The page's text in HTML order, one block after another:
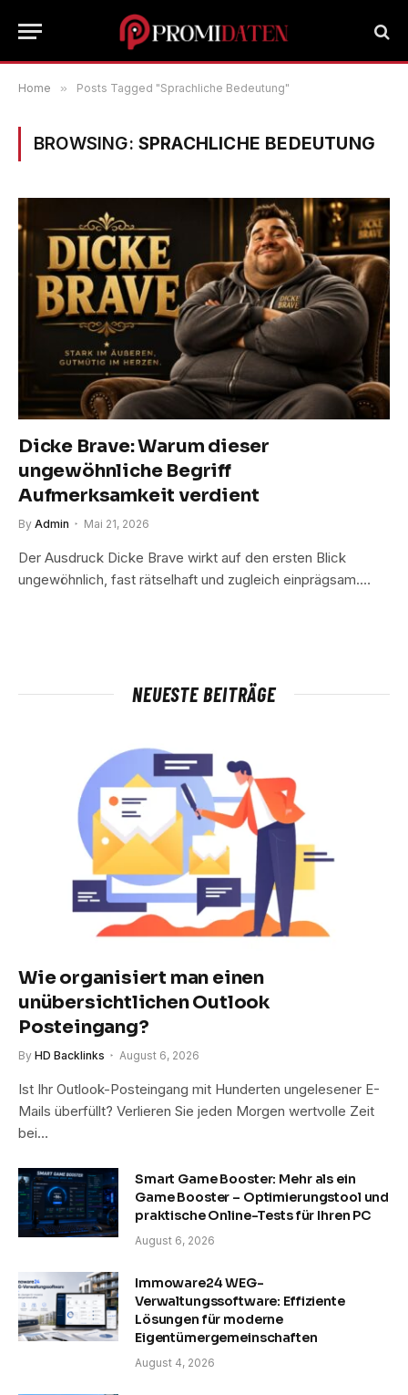
Home » Posts Tagged "Sprachliche Bedeutung"
BROWSING: SPRACHLICHE BEDEUTUNG
Dicke Brave: Warum dieser
ungewöhnliche Begriff
Aufmerksamkeit verdient
By Admin Mai 21, 2026
Der Ausdruck Dicke Brave wirkt auf den ersten Blick
ungewöhnlich, fast rätselhaft und zugleich einprägsam.…
NEUESTE BEITRÄGE
Wie organisiert man einen
unübersichtlichen Outlook
Posteingang?
By HD Backlinks August 6, 2026
Ist Ihr Outlook-Posteingang mit Hunderten ungelesener E-
Mails überfüllt? Verlieren Sie jeden Morgen wertvolle Zeit
bei…
Smart Game Booster: Mehr als ein
Game Booster – Optimierungstool und
praktische Online-Tests für Ihren PC
August 6, 2026
Immoware24 WEG-
Verwaltungssoftware: Effiziente
Lösungen für moderne
Eigentümergemeinschaften
August 4, 2026